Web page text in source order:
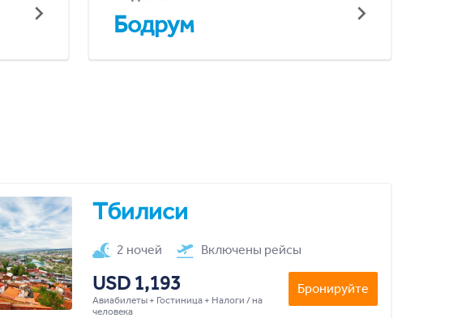
Бодрум
Тбилиси
2 ночей Включены рейсы
USD 1,193
Авиабилеты + Гостиница + Налоги / на
человека
Бронируйте